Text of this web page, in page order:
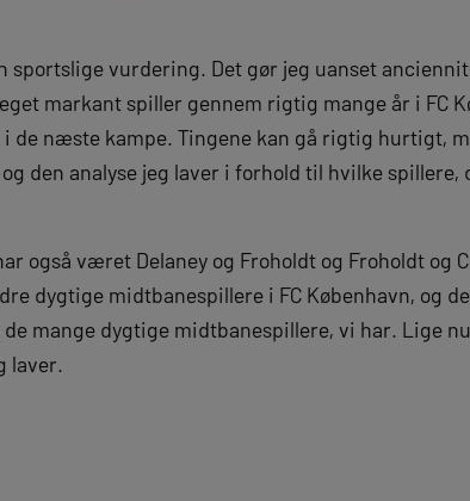
vurdering. Det gør jeg uanset
markant spiller gennem rigtig mange år i FC
de næste kampe. Tingene kan gå rigtig hurtigt,
den analyse jeg laver i forhold til hvilke spillere,
også været Delaney og Froholdt og Froholdt og
dygtige midtbanespillere i FC København, og
de mange dygtige midtbanespillere, vi har. Lige
laver.